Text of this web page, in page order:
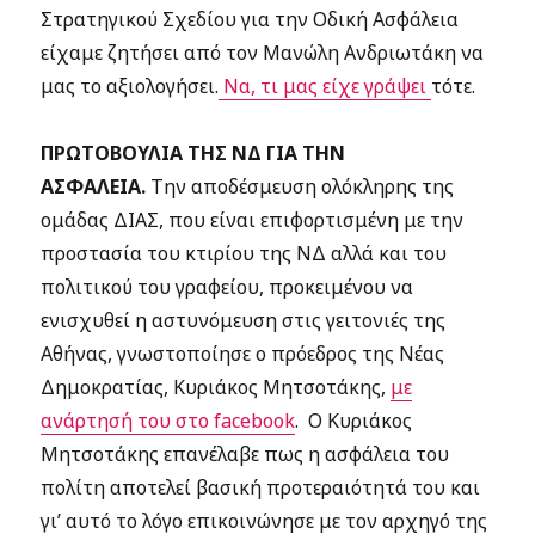
Στρατηγικού Σχεδίου για την Οδική Ασφάλεια
είχαμε ζητήσει από τον Μανώλη Ανδριωτάκη να
μας το αξιολογήσει. Να, τι μας είχε γράψει τότε.
ΠΡΩΤΟΒΟΥΛΙΑ ΤΗΣ ΝΔ ΓΙΑ ΤΗΝ
ΑΣΦΑΛΕΙΑ. Την αποδέσμευση ολόκληρης της
ομάδας ΔΙΑΣ, που είναι επιφορτισμένη με την
προστασία του κτιρίου της ΝΔ αλλά και του
πολιτικού του γραφείου, προκειμένου να
ενισχυθεί η αστυνόμευση στις γειτονιές της
Αθήνας, γνωστοποίησε ο πρόεδρος της Νέας
Δημοκρατίας, Κυριάκος Μητσοτάκης, με
ανάρτησή του στο facebook. Ο Κυριάκος
Μητσοτάκης επανέλαβε πως η ασφάλεια του
πολίτη αποτελεί βασική προτεραιότητά του και
γι’ αυτό το λόγο επικοινώνησε με τον αρχηγό της